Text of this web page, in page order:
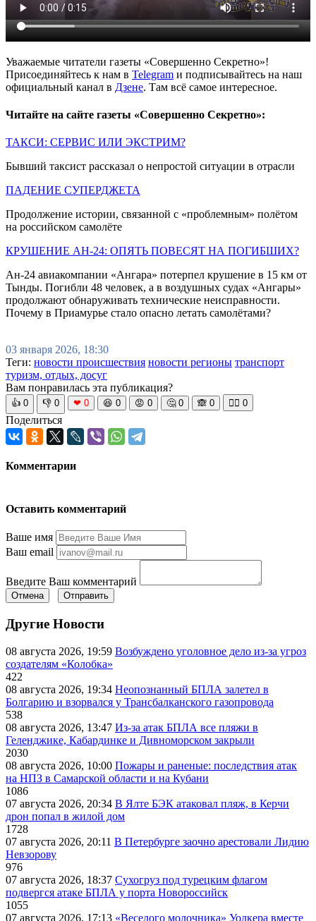
Уважаемые читатели газеты «Совершенно Секретно»!
Присоединяйтесь к нам в Telegram и подписывайтесь на наш
официальный канал в Дзене. Там всё самое интересное.
Читайте на сайте газеты «Совершенно Секретно»:
ТАКСИ: СЕРВИС ИЛИ ЭКСТРИМ?
Бывший таксист рассказал о непростой ситуации в отрасли
ПАДЕНИЕ СУПЕРДЖЕТА
Продолжение истории, связанной с «проблемным» полётом
на российском самолёте
КРУШЕНИЕ АН-24: ОПЯТЬ ПОВЕСЯТ НА ПОГИБШИХ?
Ан-24 авиакомпании «Ангара» потерпел крушение в 15 км от
Тынды. Погибли 48 человек, а в воздушных судах «Ангары»
продолжают обнаруживать технические неисправности.
Почему в Приамурье стало опасно летать самолётами?
03 января 2026, 18:30
Теги: новости происшествия новости регионы транспорт
туризм, отдых, досуг
Вам понравилась эта публикация?
👍 0 👎 0 ❤ 0 😆 0 😡 0 🤔 0 🙈 0 🧘‍♀️ 0
Поделиться
Комментарии
Оставить комментарий
Ваше имя
Ваш email
Введите Ваш комментарий
Отмена Отправить
Другие Новости
08 августа 2026, 19:59 Возбуждено уголовное дело из-за угроз
создателям «Колобка»
422
08 августа 2026, 19:34 Неопознанный БПЛА залетел в
Болгарию и взорвался у Трансбалканского газопровода
538
08 августа 2026, 13:47 Из-за атак БПЛА все пляжи в
Геленджике, Кабардинке и Дивноморском закрыли
2030
08 августа 2026, 10:00 Пожары и раненые: последствия атак
на НПЗ в Самарской области и на Кубани
1086
07 августа 2026, 20:34 В Ялте БЭК атаковал пляж, в Керчи
дрон попал в жилой дом
1728
07 августа 2026, 20:11 В Петербурге заочно арестовали Лидию
Невзорову
976
07 августа 2026, 18:37 Сухогруз под турецким флагом
подвергся атаке БПЛА у порта Новороссийск
1055
07 августа 2026, 17:13 «Веселого молочника» Уолкера вместе